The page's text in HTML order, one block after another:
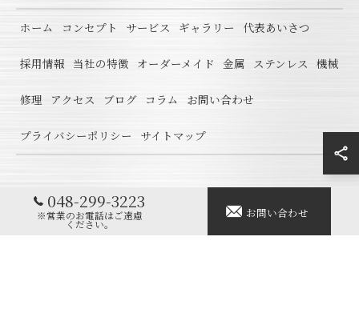
048-299-3223
※営業のお電話はご遠慮
ください。
お問い合わせ
ホーム コンセプト サービス ギャラリー 代表あいさつ
採用情報 当社の特徴 オーダーメイド 金属 ステンレス 機械
修理 アクセス ブログ コラム お問い合わせ
プライバシーポリシー サイトマップ
© 2026 製缶の溶接なら株式会社オオノ工業 ALL RIGHTS RESERVED.